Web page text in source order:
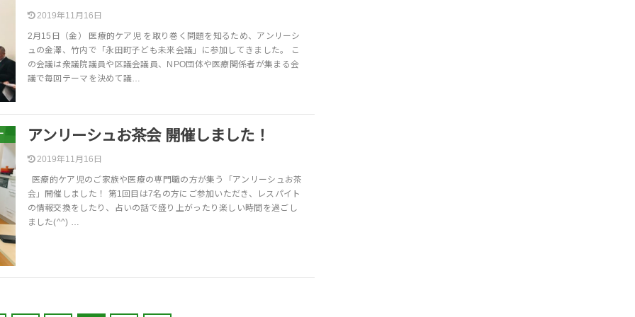
2019年11月16日
2月15日（金） 医療的ケア児 を取り巻く問題を知るため、アンリーシ
ュの金澤、竹内で「永田町子ども未来会議」に参加してきました。 こ
の会議は衆議院議員や区議会議員、NPO団体や医療関係者が集まる会
議で毎回テーマを決めて議…
アンリーシュお茶会 開催しました！
2019年11月16日
医療的ケア児のご家族や医療の専門職の方が集う「アンリーシュお茶
会」開催しました！ 第1回目は7名の方にご参加いただき、レスパイト
の情報交換をしたり、占いの話で盛り上がったり楽しい時間を過ごし
ました(^^) …